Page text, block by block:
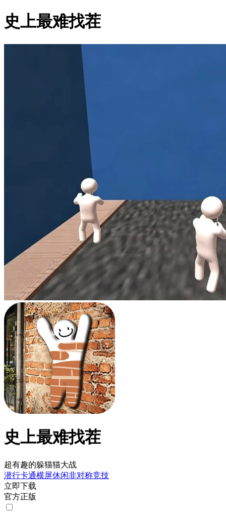
史上最难找茬
史上最难找茬
超有趣的躲猫猫大战
潜行卡通横屏休闲非对称竞技
立即下载
官方正版